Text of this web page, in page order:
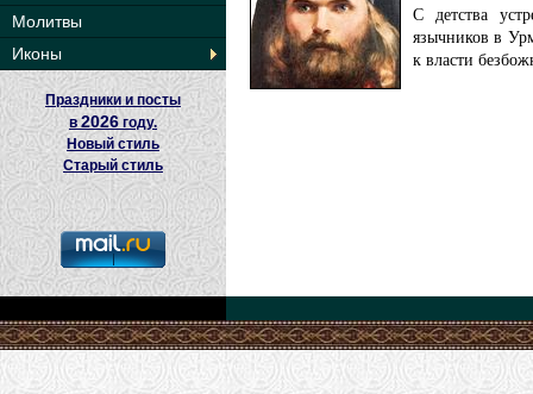
Молитвы
Иконы
Праздники и посты
в2026 году.
Новый стиль
Старый стиль
С детства
язычников в
к власти